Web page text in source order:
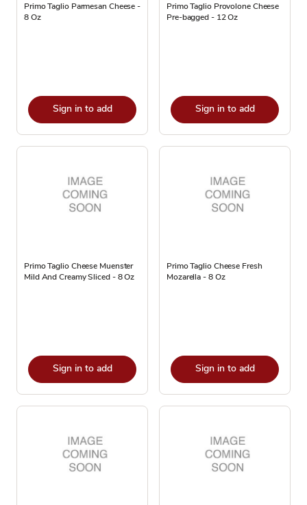
Primo Taglio Parmesan Cheese -
8 Oz
Sign in to add
Primo Taglio Provolone Cheese
Pre-bagged - 12 Oz
Sign in to add
Primo Taglio Cheese Muenster
Mild And Creamy Sliced - 8 Oz
Sign in to add
Primo Taglio Cheese Fresh
Mozarella - 8 Oz
Sign in to add